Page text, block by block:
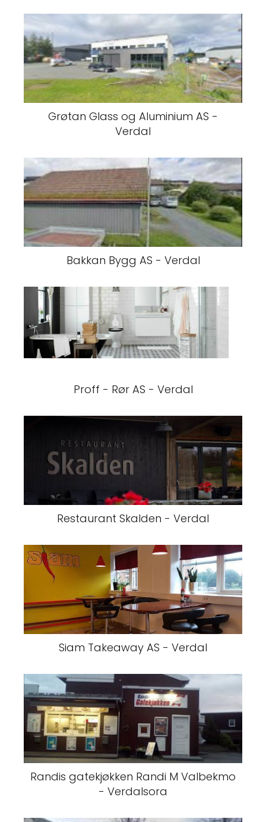
Grøtan Glass og Aluminium AS -
Verdal
Bakkan Bygg AS - Verdal
Proff - Rør AS - Verdal
Restaurant Skalden - Verdal
Siam Takeaway AS - Verdal
Randis gatekjøkken Randi M Valbekmo
- Verdalsora